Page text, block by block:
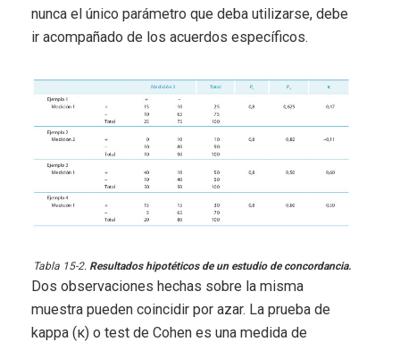
nunca el único parámetro que deba utilizarse, debe
ir acompañado de los acuerdos específicos.
Tabla 15-2. Resultados hipotéticos de un estudio de concordancia.
Dos observaciones hechas sobre la misma
muestra pueden coincidir por azar. La prueba de
kappa (κ) o test de Cohen es una medida de